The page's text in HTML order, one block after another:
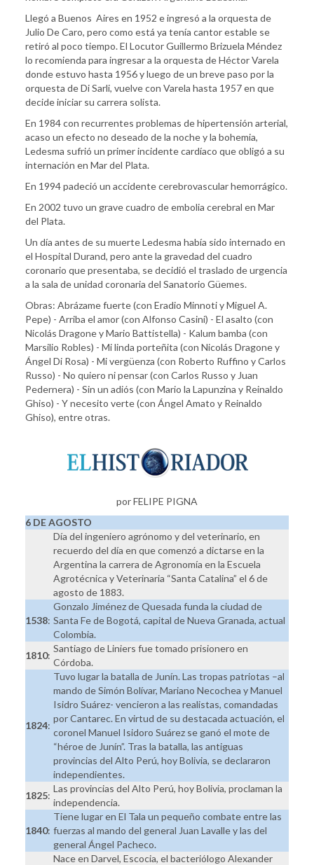
Llegó a Buenos Aires en 1952 e ingresó a la orquesta de
Julio De Caro, pero como está ya tenía cantor estable se
retiró al poco tiempo. El Locutor Guillermo Brizuela Méndez
lo recomienda para ingresar a la orquesta de Héctor Varela
donde estuvo hasta 1956 y luego de un breve paso por la
orquesta de Di Sarli, vuelve con Varela hasta 1957 en que
decide iniciar su carrera solista.
En 1984 con recurrentes problemas de hipertensión arterial,
acaso un efecto no deseado de la noche y la bohemia,
Ledesma sufrió un primer incidente cardíaco que obligó a su
internación en Mar del Plata.
En 1994 padeció un accidente cerebrovascular hemorrágico.
En 2002 tuvo un grave cuadro de embolia cerebral en Mar
del Plata.
Un día antes de su muerte Ledesma había sido internado en
el Hospital Durand, pero ante la gravedad del cuadro
coronario que presentaba, se decidió el traslado de urgencia
a la sala de unidad coronaria del Sanatorio Güemes.
Obras: Abrázame fuerte (con Eradio Minnoti y Miguel A.
Pepe) - Arriba el amor (con Alfonso Casini) - El asalto (con
Nicolás Dragone y Mario Battistella) - Kalum bamba (con
Marsilio Robles) - Mi linda porteñita (con Nicolás Dragone y
Ángel Di Rosa) - Mi vergüenza (con Roberto Ruffino y Carlos
Russo) - No quiero ni pensar (con Carlos Russo y Juan
Pedernera) - Sin un adiós (con Mario la Lapunzina y Reinaldo
Ghiso) - Y necesito verte (con Ángel Amato y Reinaldo
Ghiso), entre otras.
por FELIPE PIGNA
6 DE AGOSTO
Día del ingeniero agrónomo y del veterinario, en
recuerdo del día en que comenzó a dictarse en la
Argentina la carrera de Agronomía en la Escuela
Agrotécnica y Veterinaria “Santa Catalina” el 6 de
agosto de 1883.
1538:
Gonzalo Jiménez de Quesada funda la ciudad de
Santa Fe de Bogotá, capital de Nueva Granada, actual
Colombia.
1810:
Santiago de Liniers fue tomado prisionero en
Córdoba.
1824:
Tuvo lugar la batalla de Junín. Las tropas patriotas –al
mando de Simón Bolívar, Mariano Necochea y Manuel
Isidro Suárez- vencieron a las realistas, comandadas
por Cantarec. En virtud de su destacada actuación, el
coronel Manuel Isidoro Suárez se ganó el mote de
“héroe de Junín”. Tras la batalla, las antiguas
provincias del Alto Perú, hoy Bolivia, se declararon
independientes.
1825:
Las provincias del Alto Perú, hoy Bolivia, proclaman la
independencia.
1840:
Tiene lugar en El Tala un pequeño combate entre las
fuerzas al mando del general Juan Lavalle y las del
general Ángel Pacheco.
Nace en Darvel, Escocia, el bacteriólogo Alexander